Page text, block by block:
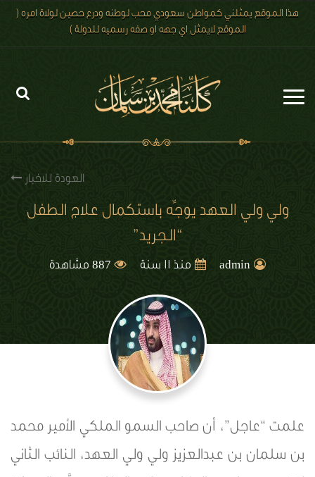
هذا الموقع يمثلني كمواطن سعودي محب لوطنه ودرع حصين لولاة امره (
الموقع لايمثل اي جهه او صفه رسميه للدولة )
رؤية 2030
العودة للاخبار
ولي ولي العهد يوجِّه باستكمال علاج الطفل
“الجريد”
admin منذ 11 سنة 887 مشاهدة
علمت “عاجل”، أن صاحب السمو الملكي الأمير محمد
بن سلمان بن عبدالعزيز ولي ولي العهد، النائب الثاني